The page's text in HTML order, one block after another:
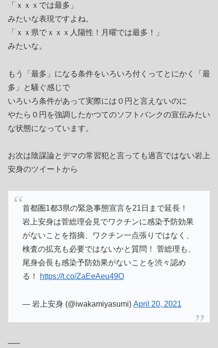
「ｘｘｘでは最多」
みたいな表現ですよね。
「ｘｘ県でｘｘｘ人陽性！月曜では最多！」
みたいな。
もう「最多」になる条件をいろいろ付くってとにかく「最
多」と騒ぐ感じで
いろいろ条件があって実際には０円と言えないのに
やたら０円を強調したかつてのソフトバンクの宣伝みたい
な状態になっています。
お次は陰謀論とデマの常習犯と言っても過言ではない岩上
安身のツイートから
首都圏1都3県の緊急事態宣言を21日まで延長！
岩上安身は菅総理会見でワクチンに感染予防効果
がないことを指摘、ワクチン一点張りではなく、
検査の拡充も必要ではないかと質問！ 菅総理も、
尾身会長も感染予防効果がないことを渋々認め
る！
https://t.co/ZaEeAeu49O
— 岩上安身 (@iwakamiyasumi) April 20, 2021
—–